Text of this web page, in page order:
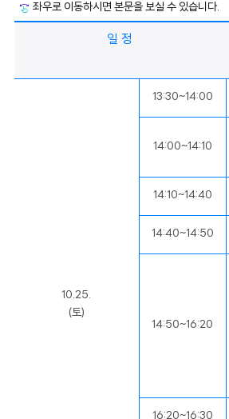
좌우로 이동하시면 본문을 보실 수 있습니다.
일 정
10.25.
(토)
13:30~14:00
14:00~14:10
14:10~14:40
14:40~14:50
14:50~16:20
16:20~16:30